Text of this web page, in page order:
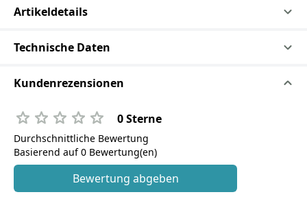
Artikeldetails
Technische Daten
Kundenrezensionen
0 Sterne
Durchschnittliche Bewertung
Basierend auf 0 Bewertung(en)
Bewertung abgeben